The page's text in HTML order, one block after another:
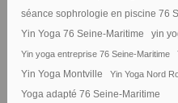
séance sophrologie en piscine 76
Yin Yoga 76 Seine-Maritime yin
Yin yoga entreprise 76 Seine-Maritime
Yin Yoga Montville Yin Yoga Nord
Yoga adapté 76 Seine-Maritime